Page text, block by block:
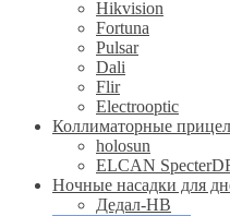
Hikvision
Fortuna
Pulsar
Dali
Flir
Electrooptic
Коллиматорные
holosun
ELCAN
Ночные насадки для
Дедал-НВ